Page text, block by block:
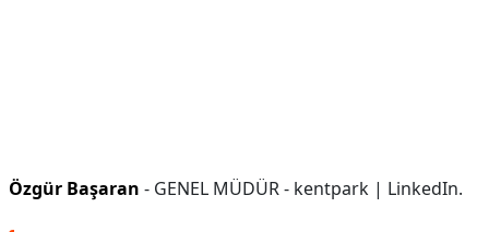
Özgür Başaran - GENEL MÜDÜR - kentpark | LinkedIn.